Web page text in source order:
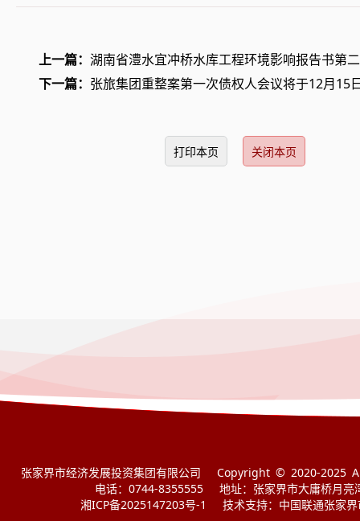
上一篇： 湖南省澧水宜冲桥水库工程环境影响报告书第
下一篇： 张旅集团重整案第一次债权人会议将于12月15
打印本页 关闭本页
张家界市经济发展投资集团有限公司
Copyright © 2020-2025
电话：0744-8355555
地址：张家界市大庸桥月亮
湘ICP备2025147203号-1
技术支持：中国联通张家